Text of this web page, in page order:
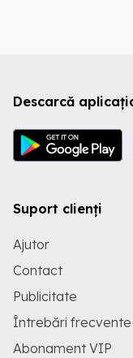
Descarcă
Suport clienți
Ajutor
Contact
Publicitate
Întrebări frecvente
Abonament VIP